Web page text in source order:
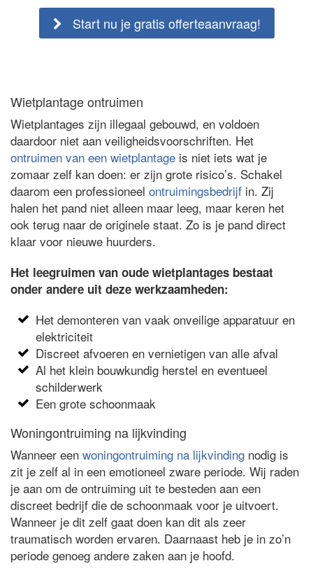
Start nu je gratis offerteaanvraag!
Wietplantage ontruimen
Wietplantages zijn illegaal gebouwd, en voldoen
daardoor niet aan veiligheidsvoorschriften. Het
ontruimen van een wietplantage is niet iets wat je
zomaar zelf kan doen: er zijn grote risico’s. Schakel
daarom een professioneel ontruimingsbedrijf in. Zij
halen het pand niet alleen maar leeg, maar keren het
ook terug naar de originele staat. Zo is je pand direct
klaar voor nieuwe huurders.
Het leegruimen van oude wietplantages bestaat
onder andere uit deze werkzaamheden:
Het demonteren van vaak onveilige apparatuur en
elektriciteit
Discreet afvoeren en vernietigen van alle afval
Al het klein bouwkundig herstel en eventueel
schilderwerk
Een grote schoonmaak
Woningontruiming na lijkvinding
Wanneer een woningontruiming na lijkvinding nodig is
zit je zelf al in een emotioneel zware periode. Wij raden
je aan om de ontruiming uit te besteden aan een
discreet bedrijf die de schoonmaak voor je uitvoert.
Wanneer je dit zelf gaat doen kan dit als zeer
traumatisch worden ervaren. Daarnaast heb je in zo’n
periode genoeg andere zaken aan je hoofd.